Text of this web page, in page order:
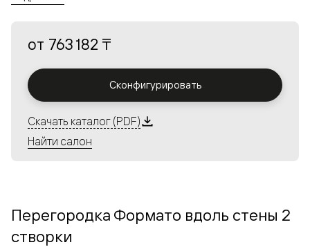
а большой выбор вставок из стекла с различными
решения в интерьере и варьировать освещённость.
Алюминиевые перегородки имеют единый профиль
с алюминиевыми дверьми и легко сочетаются в одном
алюминиевых перегородок и дверей координируется
со стеновыми панелями Волховец.
от 763 182 ₸
Сконфигурировать
Скачать каталог (PDF)
Найти салон
Перегородка Формато вдоль стены 2
створки